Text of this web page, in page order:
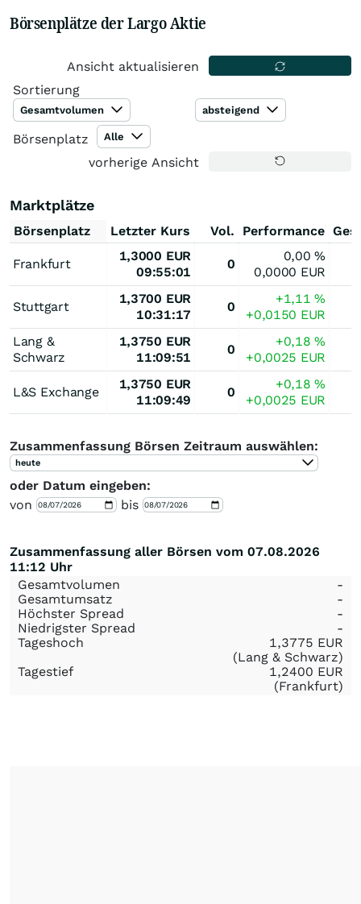
Börsenplätze der Largo Aktie
Ansicht aktualisieren
Sortierung
Gesamtvolumen absteigend
Börsenplatz Alle
vorherige Ansicht
Marktplätze
Börsenplatz Letzter Kurs Vol. Performance
Frankfurt
1,3000 EUR
09:55:01
0
0,00%
0,0000 EUR
Stuttgart
1,3700 EUR
10:31:17
0
+1,11%
+0,0150 EUR
Lang &
Schwarz
1,3750 EUR
11:09:51
0
+0,18%
+0,0025 EUR
L&S Exchange
1,3750 EUR
11:09:49
0
+0,18%
+0,0025 EUR
Zusammenfassung Börsen Zeitraum auswählen:
heute
oder Datum eingeben:
von
bis
Zusammenfassung aller Börsen vom 07.08.2026
11:12 Uhr
Gesamtvolumen
-
Gesamtumsatz
-
Höchster Spread
-
Niedrigster Spread
-
Tageshoch
1,3775 EUR
(Lang & Schwarz)
Tagestief
1,2400 EUR
(Frankfurt)